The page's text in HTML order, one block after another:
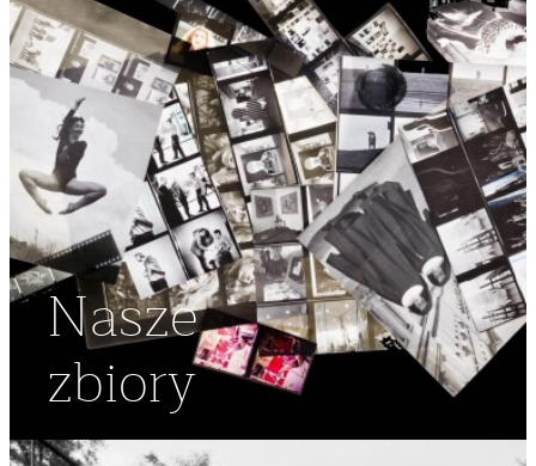
Nasze
zbiory